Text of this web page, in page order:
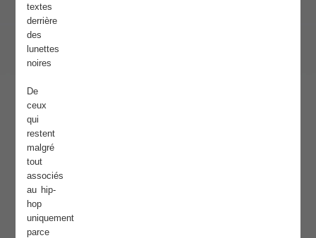
textes
derrière
des
lunettes
noires
De
ceux
qui
restent
malgré
tout
associés
au hip-
hop
uniquement
parce